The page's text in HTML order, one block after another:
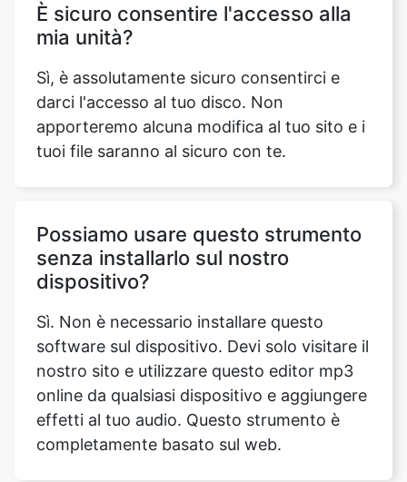
darci l'accesso al tuo disco. Non
apporteremo alcuna modifica al tuo sito e i
tuoi file saranno al sicuro con te.
Possiamo usare questo strumento
Sì. Non è necessario installare questo
software sul dispositivo. Devi solo visitare il
nostro sito e utilizzare questo editor mp3
online da qualsiasi dispositivo e aggiungere
effetti al tuo audio. Questo strumento è
completamente basato sul web.
Possiamo scaricare questo